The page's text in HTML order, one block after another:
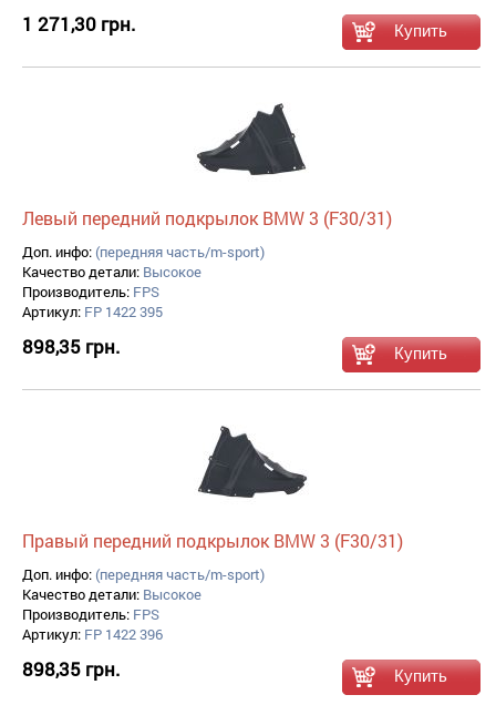
1 271,30 грн.
Левый передний подкрылок BMW 3 (F30/31)
Доп. инфо: (передняя часть/m-sport)
Качество детали: Высокое
Производитель: FPS
Артикул: FP 1422 395
898,35 грн.
Правый передний подкрылок BMW 3 (F30/31)
Доп. инфо: (передняя часть/m-sport)
Качество детали: Высокое
Производитель: FPS
Артикул: FP 1422 396
898,35 грн.